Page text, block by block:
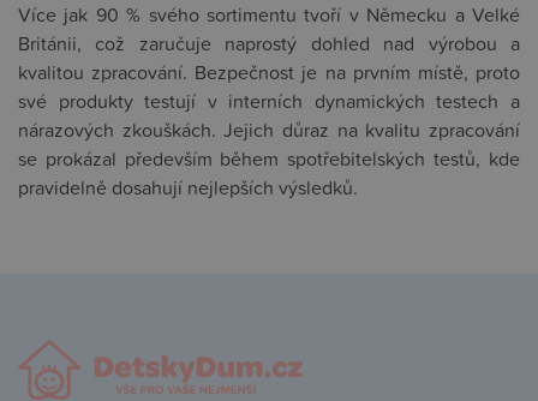
Více jak 90 % svého sortimentu tvoří v Německu a Velké
Británii, což zaručuje naprostý dohled nad výrobou a
kvalitou zpracování. Bezpečnost je na prvním místě, proto
své produkty testují v interních dynamických testech a
nárazových zkouškách. Jejich důraz na kvalitu zpracování
se prokázal především během spotřebitelských testů, kde
pravidelně dosahují nejlepších výsledků.